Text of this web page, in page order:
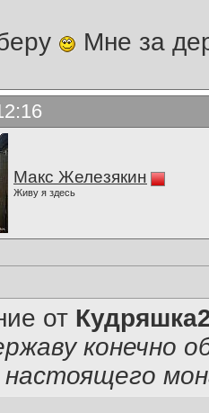
Мне за
Макс Железякин
Живу я здесь
от
конечно